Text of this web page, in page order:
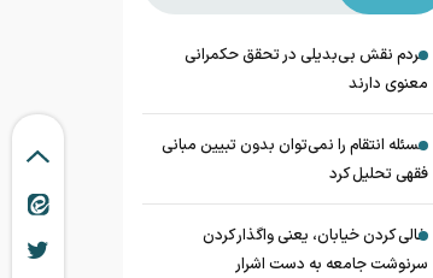
مردم نقش بی‌بدیلی در تحقق حکمرانی
معنوی دارند
مسئله انتقام را نمی‌توان بدون تبیین مبانی
فقهی تحلیل کرد
خالی کردن خیابان، یعنی واگذار کردن
سرنوشت جامعه به دست اشرار